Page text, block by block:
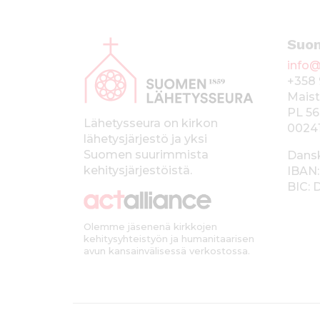
Lähetysseura on kirkon
lähetysjärjestö ja yksi
Suomen suurimmista
kehitysjärjestöistä.
Olemme jäsenenä kirkkojen
kehitysyhteistyön ja humanitaarisen
avun kansainvälisessä verkostossa.
+358
PL 56
BIC: